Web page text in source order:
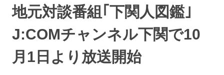
地元対談番組｢下関人図鑑｣
J:COMチャンネル下関で10
月1日より放送開始